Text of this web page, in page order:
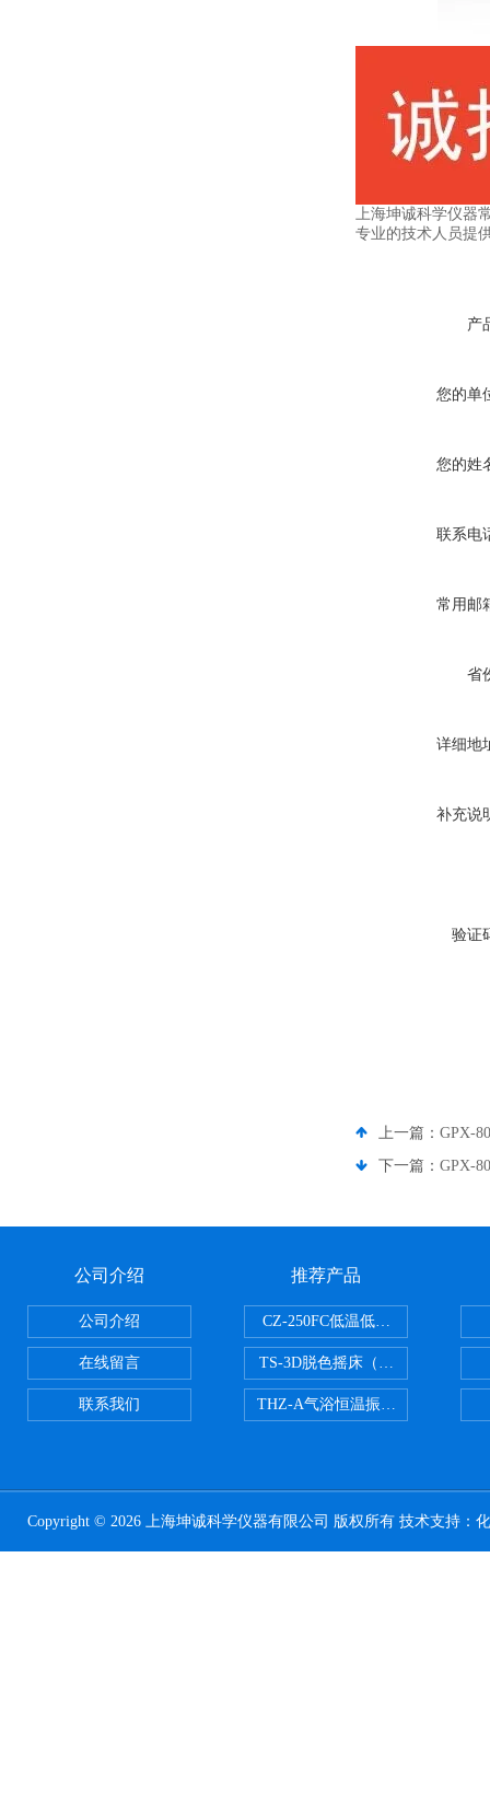
上海坤诚科学仪器
专业的技术人员提
产
您的单
您的姓
联系电
常用邮
省
详细地
补充说
验证
上一篇： GPX-
下一篇： GPX-
公司介绍
公司介绍
在线留言
联系我们
推荐产品
CZ-250FC低温低湿种子储藏柜
TS-3D脱色摇床（三维运动）
THZ-A气浴恒温振荡器
Copyright © 2026 上海坤诚科学仪器有限公司 版权所有 技术支持：